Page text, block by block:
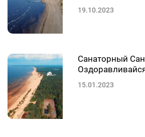
19.10.2023
Санаторный
15.01.2023